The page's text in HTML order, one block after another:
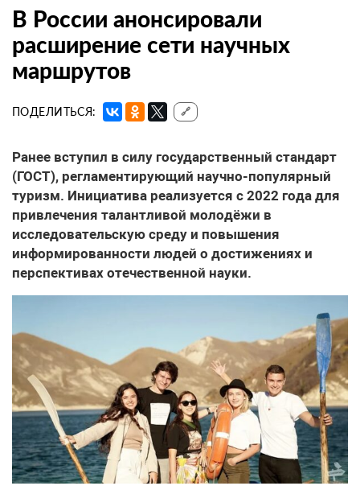
В России анонсировали
расширение сети научных
маршрутов
ПОДЕЛИТЬСЯ: 🔗
Ранее вступил в силу государственный стандарт
(ГОСТ), регламентирующий научно-популярный
туризм. Инициатива реализуется с 2022 года для
привлечения талантливой молодёжи в
исследовательскую среду и повышения
информированности людей о достижениях и
перспективах отечественной науки.